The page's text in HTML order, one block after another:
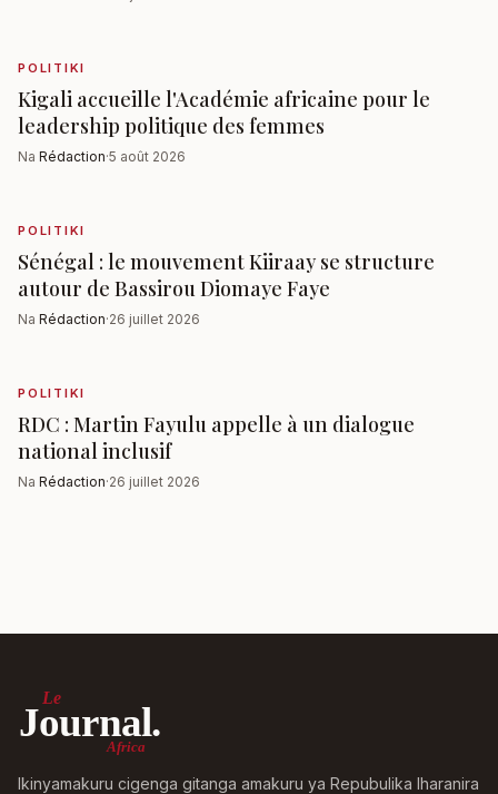
POLITIKI
Kigali accueille l'Académie africaine pour le
leadership politique des femmes
Na Rédaction·5 août 2026
POLITIKI
Sénégal : le mouvement Kiiraay se structure
autour de Bassirou Diomaye Faye
Na Rédaction·26 juillet 2026
POLITIKI
RDC : Martin Fayulu appelle à un dialogue
national inclusif
Na Rédaction·26 juillet 2026
Le
Journal.
Africa
Ikinyamakuru cigenga gitanga amakuru ya Repubulika Iharanira